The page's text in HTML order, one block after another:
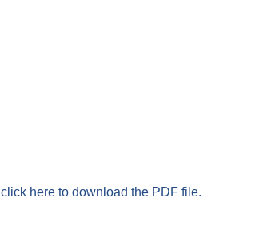
click here to download the PDF file.